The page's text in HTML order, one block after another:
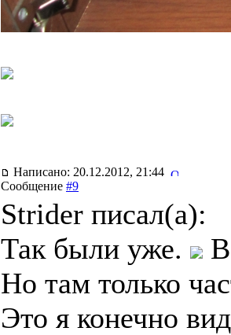
Написано: 20.12.2012, 21:44
Сообщение #9
Strider писал(a):
Так были уже.
Но там только
Это я конечно